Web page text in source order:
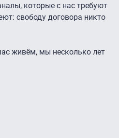
которые с нас требуют
свободу договора никто
живём, мы несколько лет